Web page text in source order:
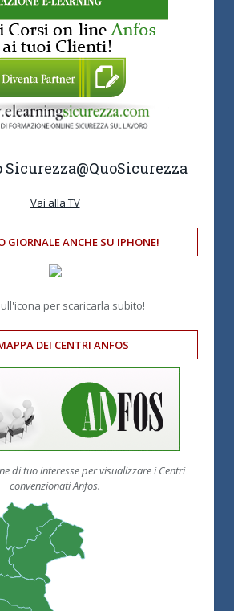
Sicurezza@QuoSicurezza
Vai alla TV
GIORNALE ANCHE SU IPHONE!
per scaricarla subito!
DEI CENTRI ANFOS
di tuo interesse per visualizzare i Centri
convenzionati Anfos.